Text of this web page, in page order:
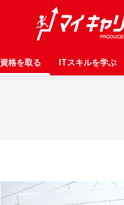
資格を取る ITスキルを学ぶ
資格を取る ITスキルを学ぶ